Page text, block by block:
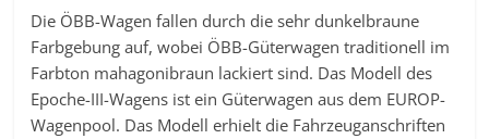
Die ÖBB-Wagen fallen durch die sehr dunkelbraune
Farbgebung auf, wobei ÖBB-Güterwagen traditionell im
Farbton mahagonibraun lackiert sind. Das Modell des
Epoche-III-Wagens ist ein Güterwagen aus dem EUROP-
Wagenpool. Das Modell erhielt die Fahrzeuganschriften